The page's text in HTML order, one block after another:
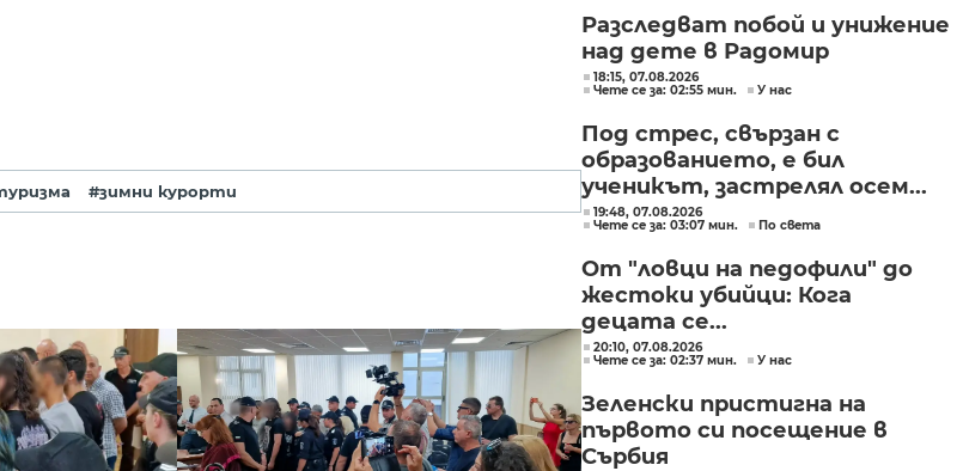
#зимни курорти
Разследват побой и унижение
над дете в Радомир
18:15, 07.08.2026
Чете се за: 02:55 мин.
У нас
Под стрес, свързан с
образованието, е бил
ученикът, застрелял осем...
19:48, 07.08.2026
Чете се за: 03:07 мин.
По света
От "ловци на педофили" до
жестоки убийци: Кога
децата се...
20:10, 07.08.2026
Чете се за: 02:37 мин.
У нас
Зеленски пристигна на
първото си посещение в
Сърбия